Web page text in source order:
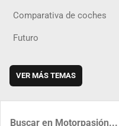
Comparativa de coches
Futuro
VER MÁS TEMAS